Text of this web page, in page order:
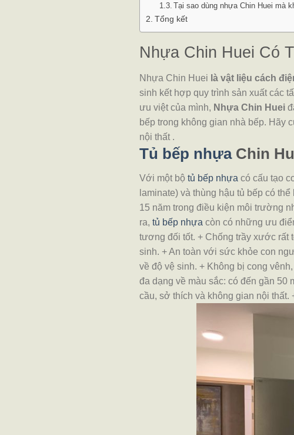
Tại sao dùng nhựa Chin Huei mà
Tổng kết
Nhựa Chin Huei Có
Nhựa Chin Huei là vật liệu cách
sinh kết hợp quy trình sản xuất các
ưu việt của mình, Nhựa Chin Huei
bếp trong không gian nhà bếp. Hãy
nội thất .
Tủ bếp nhựaChin
Với một bộ tủ bếp nhựa có cấu tạo
laminate) và thùng hậu tủ bếp có
15 năm trong điều kiện môi trường
ra, tủ bếp nhựa còn có những ưu
tương đối tốt. + Chống trầy xước rất
sinh. + An toàn với sức khỏe con
về độ vệ sinh. + Không bị cong
đa dạng về màu sắc: có đến gần 50
cầu, sở thích và không gian nội thất.